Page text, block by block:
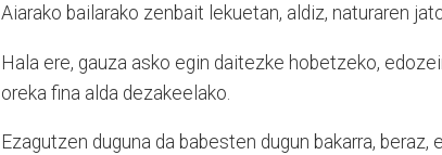
Aiarako bailarako zenbait lekuetan, aldiz, naturaren
Hala ere, gauza asko egin daitezke hobetzeko,
oreka fina alda dezakeelako.
Ezagutzen duguna da babesten dugun bakarra,